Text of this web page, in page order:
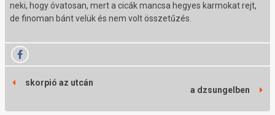
neki, hogy óvatosan, mert a cicák mancsa hegyes karmokat rejt,
de finoman bánt velük és nem volt összetűzés.
skorpió az utcán
a dzsungelben